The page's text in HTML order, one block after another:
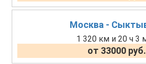
Москва -
1 320 км и 20 ч 3
от 33000 руб.